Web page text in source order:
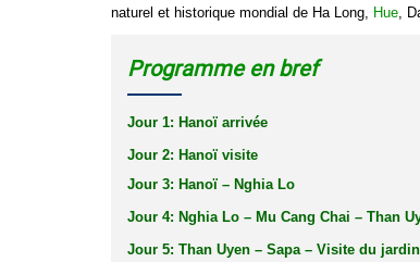
naturel et historique mondial de Ha Long, Hue ,
Programme en bref
Jour 1: Hanoï arrivée
Jour 2: Hanoï visite
Jour 3: Hanoï – Nghia Lo
Jour 4: Nghia Lo – Mu Cang Chai – Than
Jour 5: Than Uyen – Sapa – Visite du